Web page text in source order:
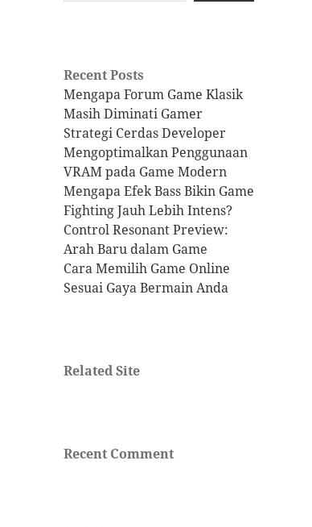
Recent Posts
Mengapa Forum Game Klasik
Masih Diminati Gamer
Strategi Cerdas Developer
Mengoptimalkan Penggunaan
VRAM pada Game Modern
Mengapa Efek Bass Bikin Game
Fighting Jauh Lebih Intens?
Control Resonant Preview:
Arah Baru dalam Game
Cara Memilih Game Online
Sesuai Gaya Bermain Anda
Related Site
Recent Comment